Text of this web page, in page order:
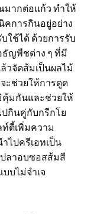
ากต่อแก้ว ทำให้
คการกินอยู่อย่าง
ใช้ได้ ด้วยการรับ
ธัญพืชต่าง ๆ ที่มี
วจัดส้มเป็นผลไม้
ะช่วยให้การดูด
คุ้มกันและช่วยให้
กินคู่กับกรีกโย
ท์ตี้เพิ่มความ
ไปครีเอทเป็น
ปลาอบซอสส้มสี
บไม่จำเจ